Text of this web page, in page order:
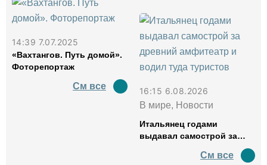
14:39 7.07.2025
«Вахтангов. Путь домой».
Фоторепортаж
См все
16:15 6.08.2026
В мире, Новости
Итальянец годами
выдавал самострой за
водил туда туристов
См все